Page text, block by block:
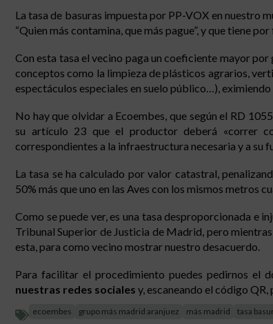
La tasa de basuras impuesta por PP-VOX en nuestro
“Quien más contamina, que más pague”, y que tiene
Con esta tasa el vecino paga un coeficiente mayor
conceptos como la limpieza de plásticos agrarios,
espectáculos especiales en suelo público…),
No hay que olvidar a Ecoembes, que según el RD
su artículo 23 que el productor deberá «correr
correspondientes a la infraestructura necesaria y a su
La tasa se ha calculado por valor catastral,
50% más que uno en las Aves con los mismos metros
Como se puede ver, es una tasa desproporcionada e
Tribunal Superior de Justicia de Madrid, pero
esta, para como vecino mostrar nuestro desacuerdo.
Para facilitar el procedimiento puedes pedirnos el
nuestras redes sociales y, escaneando el código
ecoembes grupo más madrid aranjuez más madrid tasa